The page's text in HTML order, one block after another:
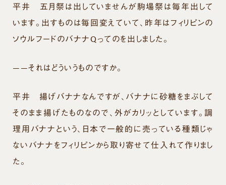
平井
五月祭は出していませんが駒場祭は毎年出して
います。出すものは毎回変えていて、昨年はフィリピンの
ソウルフードのバナナQってのを出しました。
——それはどういうものですか。
平井 揚げバナナなんですが、バナナに砂糖をまぶして
そのまま揚げたものなので、外がカリッとしています。調
理用バナナという、日本で一般的に売っている種類じゃ
ないバナナをフィリピンから取り寄せて仕入れて作りまし
た。